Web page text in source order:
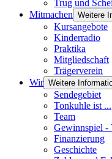
Trug und
Mitmachen Weitere
Kursangebote
Kinderradio
Praktika
Mitgliedschaft
Trägerverein
Wir Weitere
Sendegebiet
Tonkuhle ist ...
Team
Gewinnspiel -
Finanzierung
Geschichte